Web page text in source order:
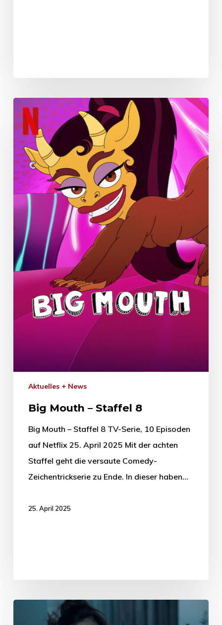
Aktuelles + News
Big Mouth – Staffel 8
Big Mouth – Staffel 8 TV-Serie, 10 Episoden
auf Netflix 25. April 2025 Mit der achten
Staffel geht die versaute Comedy-
Zeichentrickserie zu Ende. In dieser haben…
25. April 2025